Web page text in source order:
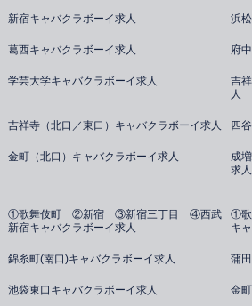
新宿キャバクラボーイ求人 浜
葛西キャバクラボーイ求人 府
学芸大学キャバクラボーイ求人
吉
人
吉祥寺（北口／東口）キャバクラボーイ求人 四
金町（北口）キャバクラボーイ求人
成
求人
①歌舞伎町 ②新宿 ③新宿三丁目 ④西武
新宿キャバクラボーイ求人
①
キ
錦糸町(南口)キャバクラボーイ求人 蒲
池袋東口キャバクラボーイ求人 金